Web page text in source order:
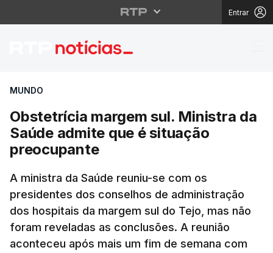
Entrar
Obstetrícia margem
MUNDO
Obstetrícia margem sul. Ministra da
Saúde admite que é situação
preocupante
A ministra da Saúde reuniu-se com os
presidentes dos conselhos de administração
dos hospitais da margem sul do Tejo, mas não
foram reveladas as conclusões. A reunião
aconteceu após mais um fim de semana com